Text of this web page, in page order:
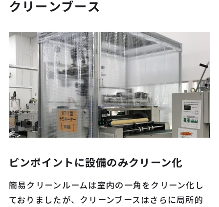
クリーンブース
ピンポイントに設備のみクリーン化
簡易クリーンルームは室内の一角をクリーン化し
ておりましたが、クリーンブースはさらに局所的